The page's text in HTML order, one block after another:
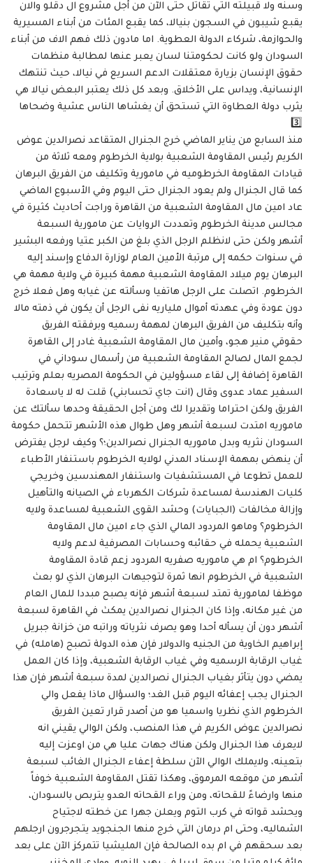
وسنه ولا قبيلته التي تقاتل حتى الآن من أجل مشروع ال دقلو والان
يقبع شيبون في السجون بنيالا، كما يقبع المئات من أبناء المسيرية
والحوازمة، شركاء الدولة العطوية. اما مادون ذلك فهم الاف من أبناء
السودان ولو كانت لحكومتنا لسان يعبر عنها لمطالبة منظمات
حقوق الإنسان بزيارة معتقلات الدعم السريع في نيالا، حيث تنتهك
الإنسانية، ويداس على الأخلاق. وبعد كل ذلك يعتبر البعض نيالا هي
يثرب دولة العطاوة التي تستحق أن يغشاها الناس عشية وضحاها
3️⃣
منذ السابع من يناير الماضي خرج الجنرال المتقاعد نصرالدين عوض
الكريم رئيس المقاومة الشعبية بولاية الخرطوم ومعه ثلاثة من
قيادات المقاومة الخرطوميه في مامورية وتكليف من الفريق البرهان
كما قال الجنرال ولم يعود الجنرال حتى اليوم وفي الأسبوع الماضي
عاد امين مال المقاومة الشعبية من القاهرة وراجت أحاديث كثيرة في
مجالس مدينة الخرطوم وتعددت الروايات عن مامورية السبعة
أشهر ولكن حتى لانظلم الرجل الذي بلغ من الكبر عتيا ورفعه البشير
في سنوات حكمه إلى مرتبة الأمين العام لوزارة الدفاع وإسند إليه
البرهان يوم ميلاد المقاومة الشعبية مهمة كبيرة في ولاية مهمة هي
الخرطوم. اتصلت على الرجل هاتفيا وسألته عن غيابه وهل فعلا خرج
دون عودة وفي عهدته أموال ملياريه نفى الرجل أن يكون في ذمته مالا
وأنه بتكليف من الفريق البرهان لمهمة رسميه وبرفقته الفريق
حقوقي منير هجو، وأمين مال المقاومة الشعبية غادر إلى القاهرة
لجمع المال لصالح المقاومة الشعبية من رأسمال سوداني في
القاهرة إضافة إلى لقاء مسؤولين في الحكومة المصريه بعلم وترتيب
السفير عماد عدوى وقال (انت جاي تحسابني) قلت له لا ياسعادة
الفريق ولكن احتراما وتقديرا لك ومن أجل الحقيقة وحدها سألتك عن
ماموريه امتدت لسبعة أشهر وهل طوال هذه الأشهر تتحمل حكومة
السودان نثريه وبدل ماموريه الجنرال نصرالدين؛؟ وكيف لرجل يفترض
أن ينهض بمهمة الإسناد المدني لولايه الخرطوم باستنفار الأطباء
للعمل تطوعا في المستشفيات واستنفار المهندسين وخريجي
كليات الهندسة لمساعدة شركات الكهرباء في الصيانه والتأهيل
وإزالة مخالفات (الجبايات) وحشد القوى الشعبية لمساعدة ولايه
الخرطوم؟ وماهو المردود المالي الذي جاء امين مال المقاومة
الشعبية يحمله في حقائبه وحسابات المصرفية لدعم ولايه
الخرطوم؟ ام هي ماموريه صفريه المردود زعم قادة المقاومة
الشعبية في الخرطوم انها ثمرة لتوجيهات البرهان الذي لو بعث
موظفا لمامورية تمتد لسبعة أشهر فإنه يصبح مبددا للمال العام
من غير مكانه، وإذا كان الجنرال نصرالدين يمكث في القاهرة لسبعة
أشهر دون أن يسأله أحدا وهو يصرف نثرياته وراتبه من خزانة جبريل
إبراهيم الخاوية من الجنيه والدولار فإن هذه الدولة تصبح (هامله) في
غياب الرقابة الرسميه وفي غياب الرقابة الشعبية، وإذا كان العمل
يمضي دون يتأثر بغياب الجنرال نصرالدين لمدة سبعة أشهر فإن هذا
الجنرال يجب إعفائه اليوم قبل الغد؛ والسؤال ماذا يفعل والي
الخرطوم الذي نظريا واسميا هو من أصدر قرار تعين الفريق
نصرالدين عوض الكريم في هذا المنصب، ولكن الوالي يقيني انه
لايعرف هذا الجنرال ولكن هناك جهات عليا هي من اوعزت إليه
بتعينه، ولايملك الوالي الآن سلطة إعفاء الجنرال الغائب لسبعة
أشهر من موقعه المرموق، وهكذا تقتل المقاومة الشعبية خوفاً
منها وارضاءً للقحاته، ومن وراء القحاته العدو يتربص بالسودان،
ويحشد قواته في كرب التوم ويعلن جهرا عن خطته لاجتياح
الشماليه، وحتى ام درمان التي خرج منها الجنجويد يتجرجرون ارجلهم
بعد سحقهم في ام بده الصالحة فإن المليشيا تتمركز الآن على بعد